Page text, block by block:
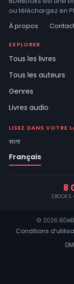
ou téléchargez en
À propos
·
EXPLORER
Tous les livres
Tous les auteurs
Genres
Livres audio
LISEZ DANS VOTRE
বাংলা
Français
8
© 2026
Conditions